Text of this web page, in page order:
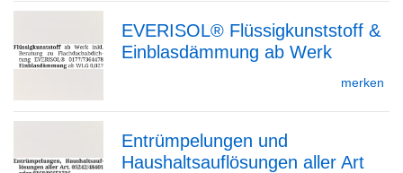
Detailseite
zur
Detailseite
EVERISOL® Flüssigkunststoff &
Einblasdämmung ab Werk
merken
zur
Entrümpelungen und
Haushaltsauflösungen aller Art